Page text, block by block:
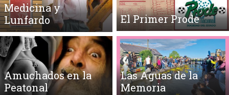
Medicina y
Lunfardo
El Primer Prode
Amuchados en la
Peatonal
Las Aguas de la
Memoria